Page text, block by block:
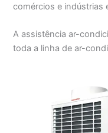
comércios e indústrias
A assistência ar-
toda a linha de ar-